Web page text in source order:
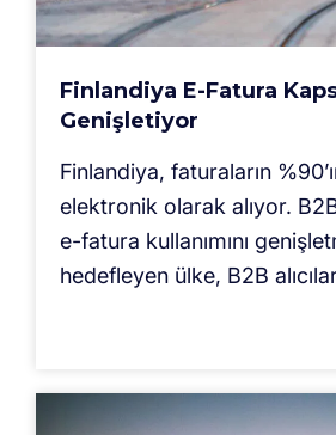
Finlandiya E-Fatura
Genişletiyor
Finlandiya, faturaların
elektronik olarak alıyor.
e-fatura kullanımını
hedefleyen ülke, B2B